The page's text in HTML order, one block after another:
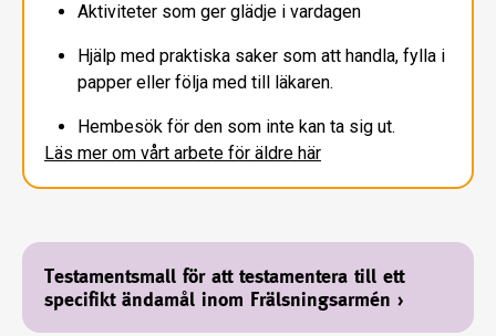
Aktiviteter som ger glädje i vardagen
Hjälp med praktiska saker som att handla, fylla i
papper eller följa med till läkaren.
Hembesök för den som inte kan ta sig ut.
Läs mer om vårt arbete för äldre här
Testamentsmall för att testamentera till ett
specifikt ändamål inom Frälsningsarmén ›